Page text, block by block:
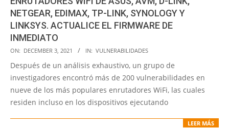
NETGEAR, EDIMAX, TP-LINK, SYNOLOGY Y
LINKSYS. ACTUALICE EL FIRMWARE DE
INMEDIATO
2021-
12-
03
ON: DECEMBER 3, 2021 IN: VULNERABILIDADES
Después de un análisis exhaustivo, un grupo de
investigadores encontró más de 200 vulnerabilidades en
nueve de los más populares enrutadores WiFi, las cuales
residen incluso en los dispositivos ejecutando
LEER MÁS